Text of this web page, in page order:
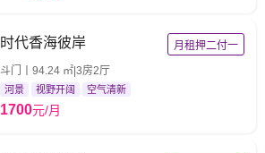
时代香海彼岸
月租押二付一
斗门丨94.24 ㎡|3房2厅
河景 视野开阔 空气清新
1700元/月